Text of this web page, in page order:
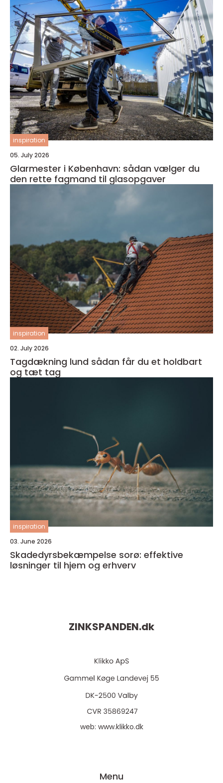
inspiration
05. July 2026
Glarmester i København: sådan vælger du
den rette fagmand til glasopgaver
inspiration
02. July 2026
Tagdækning lund sådan får du et holdbart
og tæt tag
inspiration
03. June 2026
Skadedyrsbekæmpelse sorø: effektive
løsninger til hjem og erhverv
ZINKSPANDEN.dk
web: www.klikko.dk
Menu